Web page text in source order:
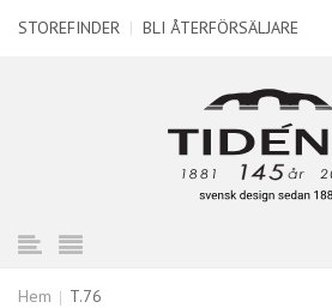
STOREFINDER | BLI ÅTERFÖRSÄLJARE
Hem T.76